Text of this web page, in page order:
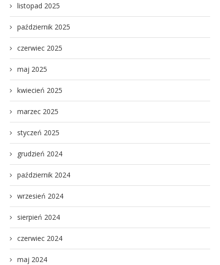
listopad 2025
październik 2025
czerwiec 2025
maj 2025
kwiecień 2025
marzec 2025
styczeń 2025
grudzień 2024
październik 2024
wrzesień 2024
sierpień 2024
czerwiec 2024
maj 2024